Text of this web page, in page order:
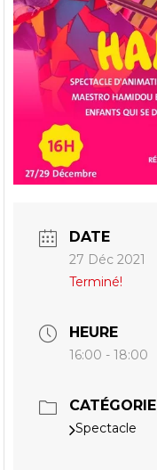
DATE
27 Déc 2021
Terminé!
HEURE
16:00 - 18:00
CATÉGORIE
Spectacle